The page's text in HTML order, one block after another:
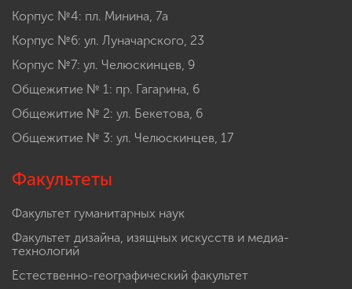
Корпус №4: пл. Минина, 7а
Корпус №6: ул. Луначарского, 23
Корпус №7: ул. Челюскинцев, 9
Общежитие № 1: пр. Гагарина, 6
Общежитие № 2: ул. Бекетова, 6
Общежитие № 3: ул. Челюскинцев, 17
Факультеты
Факультет гуманитарных наук
Факультет дизайна, изящных искусств и медиа-
технологий
Естественно-географический факультет